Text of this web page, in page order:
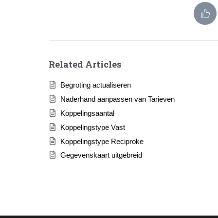
Related Articles
Begroting actualiseren
Naderhand aanpassen van Tarieven
Koppelingsaantal
Koppelingstype Vast
Koppelingstype Reciproke
Gegevenskaart uitgebreid